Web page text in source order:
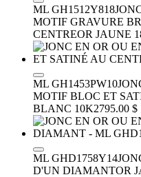
ML GH1512Y818
MOTIF GRAVURE
CENTREOR JAUNE
ML GH1453PW10
MOTIF BLOC ET
BLANC 10K2795.00 $
ML GHD1758Y14
D'UN DIAMANTOR